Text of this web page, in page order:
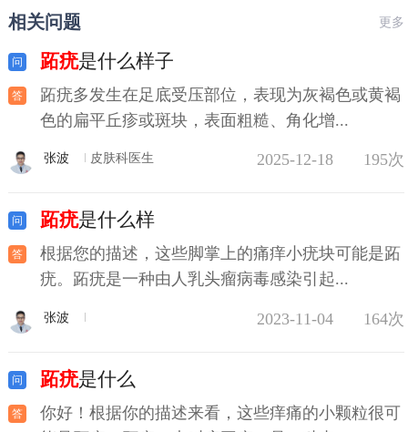
相关问题 更多
跖疣是什么样子
跖疣多发生在足底受压部位，表现为灰褐色或黄褐
色的扁平丘疹或斑块，表面粗糙、角化增...
张波 皮肤科医生 2025-12-18 195次
跖疣是什么样
根据您的描述，这些脚掌上的痛痒小疣块可能是跖
疣。跖疣是一种由人乳头瘤病毒感染引起...
张波 2023-11-04 164次
跖疣是什么
你好！根据你的描述来看，这些痒痛的小颗粒很可